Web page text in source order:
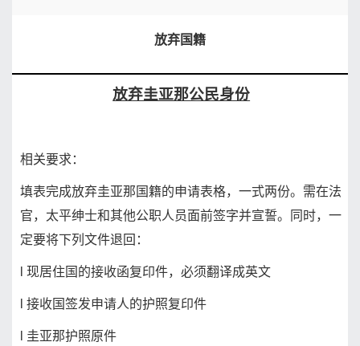
放弃国籍
放弃圭亚那公民身份
相关要求：
填表完成放弃圭亚那国籍的申请表格，一式两份。需在法
官，太平绅士和其他公职人 员面前签字并宣誓。同时，一
定要将下列文件退回：
现居住国的接收函复印件，必须翻译成英文
接收国签发申请人的护照复印件
圭亚那护照原件